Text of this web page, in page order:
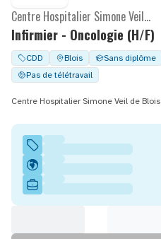
Infirmier - Oncologie (H/F)
Centre Hospitalier Simone Veil de Blois
CDD Blois Sans diplôme
Pas de télétravail
Centre Hospitalier Simone Veil de Blois